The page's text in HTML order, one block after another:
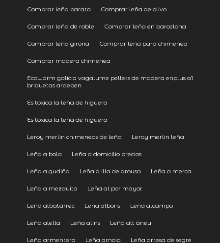
Comprar leña barata Comprar leña de olivo
Comprar leña de roble Comprar leña en barcelona
Comprar leña girona Comprar leña para chimenea
Comprar madera chimenea
Ecowarm galicia vagalume pellets de madera enplus a1
briquetas ardeben
Es toxica la leña de higuera
Es tóxica la leña de higuera
Leroy merlin chimeneas de leña Leroy merlin leña
Leña a bola Leña a domicilio precios
Leña a gudiña Leña a illa de arousa Leña a merca
Leña a mezquita Leña al por mayor
Leña albatàrrec Leña albons Leña alcampo
Leña alella Leña alins Leña alt àneu
Leña armentera Leña arnoia Leña artesa de segre